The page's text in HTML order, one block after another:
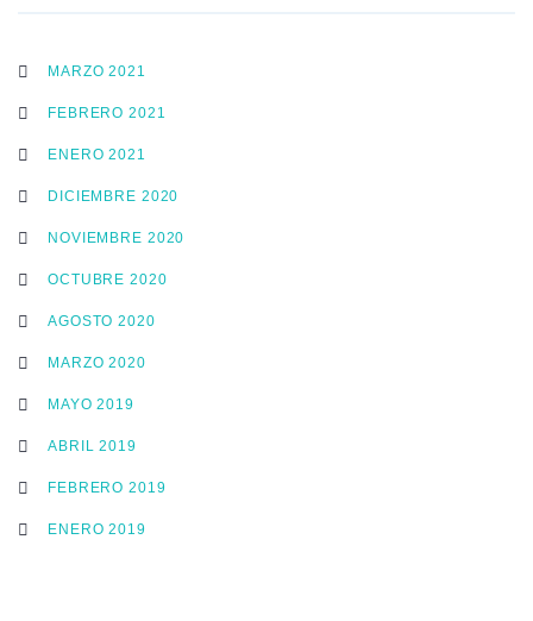
MARZO 2021
FEBRERO 2021
ENERO 2021
DICIEMBRE 2020
NOVIEMBRE 2020
OCTUBRE 2020
AGOSTO 2020
MARZO 2020
MAYO 2019
ABRIL 2019
FEBRERO 2019
ENERO 2019